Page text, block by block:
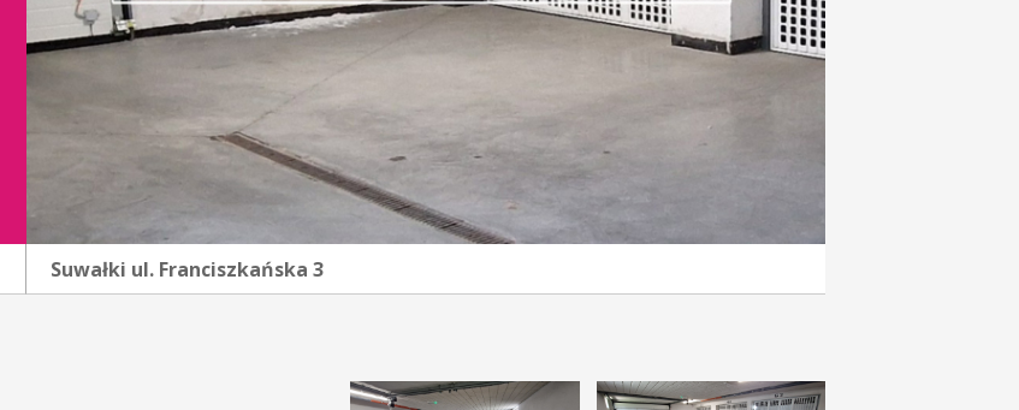
Suwałki ul. Franciszkańska 3